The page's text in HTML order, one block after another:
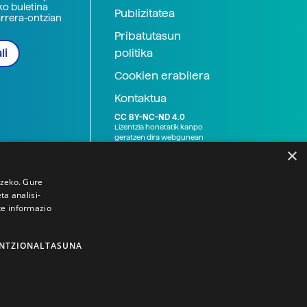
buletina
ontzian
Publizitatea
Pribatutasun
politika
Cookien erabilera
Kontaktua
CC BY-NC-ND 4.0
Lizentzia honetatik kanpo
geratzen dira webgunean
×
Gure
analisi-
informazio